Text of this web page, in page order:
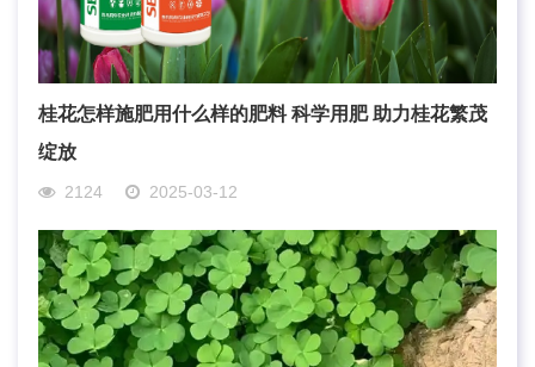
桂花怎样施肥用什么样的肥料 科学用肥 助力桂花繁茂
绽放
2124 2025-03-12